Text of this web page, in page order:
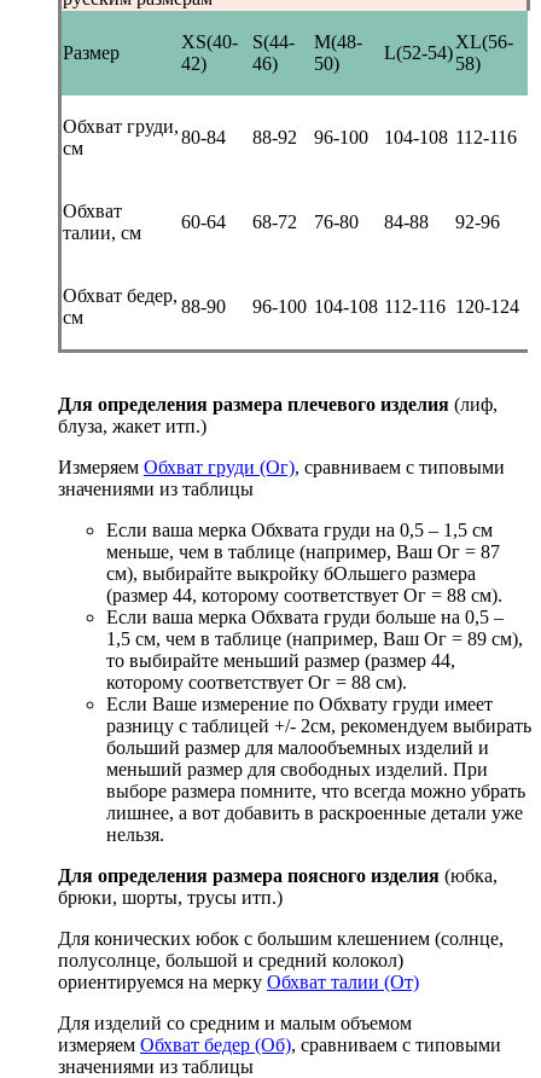
Размер
XS(40-
42)
S(44-
46)
M(48-
50)
L(52-54)
XL(56-
58)
Обхват груди,
см
80-84 88-92 96-100 104-108 112-116
Обхват
талии, см
60-64 68-72 76-80 84-88 92-96
Обхват бедер,
см
88-90 96-100 104-108 112-116 120-124
Для определения размера плечевого изделия (лиф,
блуза, жакет итп.)
Измеряем Обхват груди (Ог), сравниваем с типовыми
значениями из таблицы
Если ваша мерка Обхвата груди на 0,5 – 1,5 см
меньше, чем в таблице (например, Ваш Ог = 87
см), выбирайте выкройку бОльшего размера
(размер 44, которому соответствует Ог = 88 см).
Если ваша мерка Обхвата груди больше на 0,5 –
1,5 см, чем в таблице (например, Ваш Ог = 89 см),
то выбирайте меньший размер (размер 44,
которому соответствует Ог = 88 см).
Если Ваше измерение по Обхвату груди имеет
разницу с таблицей +/- 2см, рекомендуем выбирать
больший размер для малообъемных изделий и
меньший размер для свободных изделий. При
выборе размера помните, что всегда можно убрать
лишнее, а вот добавить в раскроенные детали уже
нельзя.
Для определения размера поясного изделия (юбка,
брюки, шорты, трусы итп.)
Для конических юбок с большим клешением (солнце,
полусолнце, большой и средний колокол)
ориентируемся на мерку Обхват талии (От)
Для изделий со средним и малым объемом
измеряем Обхват бедер (Об), сравниваем с типовыми
значениями из таблицы